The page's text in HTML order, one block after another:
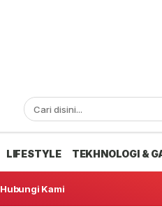
LIFESTYLE TEKHNOLOGI &
Hubungi Kami